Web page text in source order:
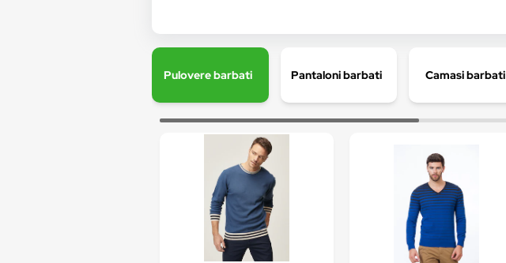
Pulovere barbati Pantaloni barbati Camasi barbati